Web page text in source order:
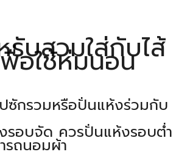
รับสวมใส่กับไส้
อใช้ห่มนอน
ซักรวมหรือปั่นแห้งร่วมกับ
รอบจัด ควรปั่นแห้งรอบต่ำ
รถนอมผ้า